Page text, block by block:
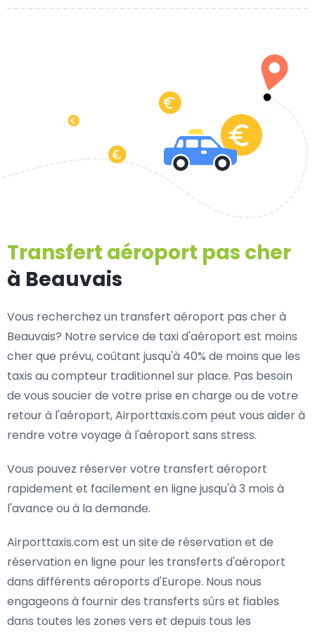
Transfert aéroport pas cher
à Beauvais
Vous recherchez un transfert aéroport pas cher à
Beauvais? Notre service de taxi d'aéroport est moins
cher que prévu, coûtant jusqu'à 40% de moins que les
taxis au compteur traditionnel sur place. Pas besoin
de vous soucier de votre prise en charge ou de votre
retour à l'aéroport, Airporttaxis.com peut vous aider à
rendre votre voyage à l'aéroport sans stress.
Vous pouvez réserver votre transfert aéroport
rapidement et facilement en ligne jusqu'à 3 mois à
l'avance ou à la demande.
Airporttaxis.com est un site de réservation et de
réservation en ligne pour les transferts d'aéroport
dans différents aéroports d'Europe. Nous nous
engageons à fournir des transferts sûrs et fiables
dans toutes les zones vers et depuis tous les